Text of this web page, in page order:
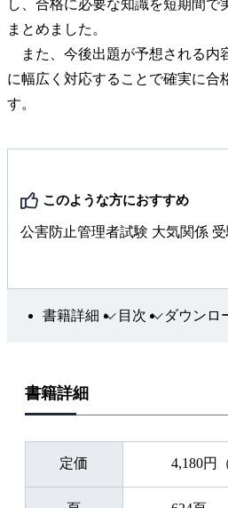
し、合格に必要な知識を短期間で
まとめました。
また、今後出題が予想される内
に幅広く対応することで確実に合
す。
このような方におすすめ
公害防止管理者試験 大気関係
書籍詳細 目次 ダウンロ
書籍詳細
定価 4,180円